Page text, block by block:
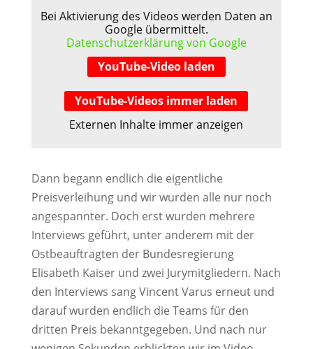
Bei Aktivierung des Videos werden Daten an
Google übermittelt.
Datenschutzerklärung von Google
YouTube-Video laden
YouTube-Videos immer laden
Externen Inhalte immer anzeigen
Dann begann endlich die eigentliche
Preisverleihung und wir wurden alle nur noch
angespannter. Doch erst wurden mehrere
Interviews geführt, unter anderem mit der
Ostbeauftragten der Bundesregierung
Elisabeth Kaiser und zwei Jurymitgliedern. Nach
den Interviews sang Vincent Varus erneut und
darauf wurden endlich die Teams für den
dritten Preis bekanntgegeben. Und nach nur